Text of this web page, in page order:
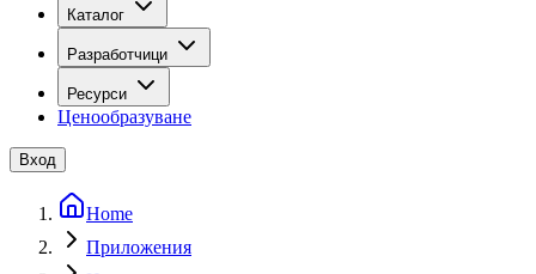
Каталог
Разработчици
Ресурси
Ценообразуване
Вход
Home
Приложения